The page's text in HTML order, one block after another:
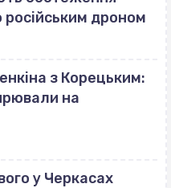
дроном
з Корецьким:
на
у Черкасах